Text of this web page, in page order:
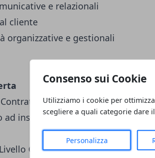
Consenso sui Cookie
Utilizziamo i cookie per
scegliere a quali categorie dare
Personalizza
e relazionali
cliente
organizzative e gestionali
a tempo determinato in
ad inserimento diretto in azienda
CCNL Commercio e Terziario